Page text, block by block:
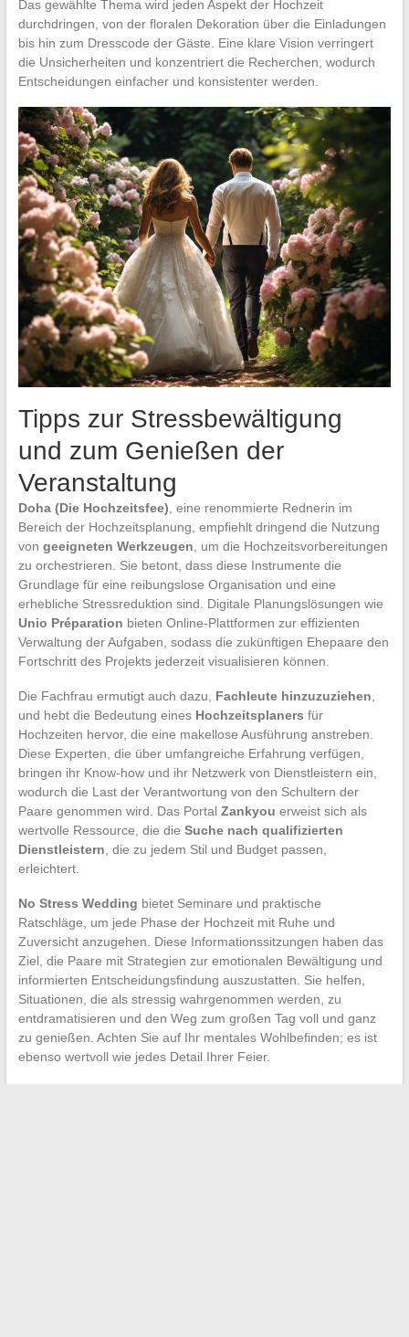
Das gewählte Thema wird jeden Aspekt der Hochzeit
durchdringen, von der floralen Dekoration über die Einladungen
bis hin zum Dresscode der Gäste. Eine klare Vision verringert
die Unsicherheiten und konzentriert die Recherchen, wodurch
Entscheidungen einfacher und konsistenter werden.
Tipps zur Stressbewältigung
und zum Genießen der
Veranstaltung
Doha (Die Hochzeitsfee), eine renommierte Rednerin im
Bereich der Hochzeitsplanung, empfiehlt dringend die Nutzung
von geeigneten Werkzeugen, um die Hochzeitsvorbereitungen
zu orchestrieren. Sie betont, dass diese Instrumente die
Grundlage für eine reibungslose Organisation und eine
erhebliche Stressreduktion sind. Digitale Planungslösungen wie
Unio Préparation bieten Online-Plattformen zur effizienten
Verwaltung der Aufgaben, sodass die zukünftigen Ehepaare den
Fortschritt des Projekts jederzeit visualisieren können.
Die Fachfrau ermutigt auch dazu, Fachleute hinzuzuziehen,
und hebt die Bedeutung eines Hochzeitsplaners für
Hochzeiten hervor, die eine makellose Ausführung anstreben.
Diese Experten, die über umfangreiche Erfahrung verfügen,
bringen ihr Know-how und ihr Netzwerk von Dienstleistern ein,
wodurch die Last der Verantwortung von den Schultern der
Paare genommen wird. Das Portal Zankyou erweist sich als
wertvolle Ressource, die die Suche nach qualifizierten
Dienstleistern, die zu jedem Stil und Budget passen,
erleichtert.
No Stress Wedding bietet Seminare und praktische
Ratschläge, um jede Phase der Hochzeit mit Ruhe und
Zuversicht anzugehen. Diese Informationssitzungen haben das
Ziel, die Paare mit Strategien zur emotionalen Bewältigung und
informierten Entscheidungsfindung auszustatten. Sie helfen,
Situationen, die als stressig wahrgenommen werden, zu
entdramatisieren und den Weg zum großen Tag voll und ganz
zu genießen. Achten Sie auf Ihr mentales Wohlbefinden; es ist
ebenso wertvoll wie jedes Detail Ihrer Feier.